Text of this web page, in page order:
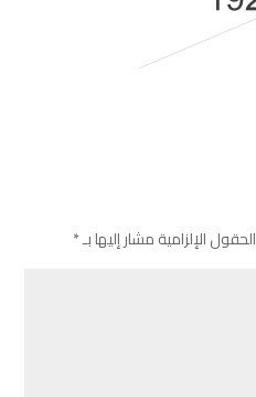
الحقول الإلزامية مشار إليها بـ*